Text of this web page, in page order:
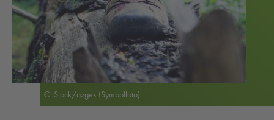
© iStock/azgek (Symbolfoto)